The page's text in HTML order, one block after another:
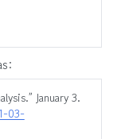
January 3.
03-